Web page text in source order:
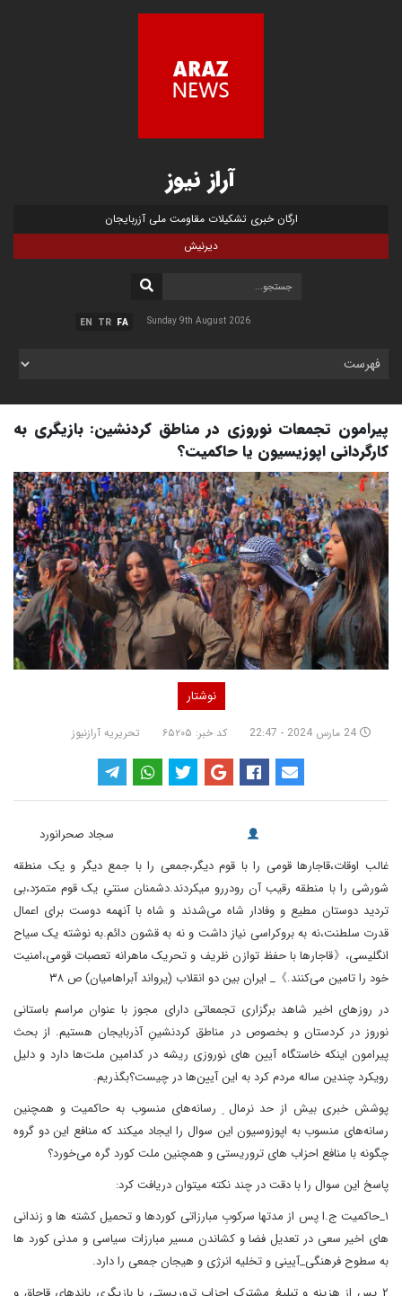
آراز نیوز
ارگان خبری تشکیلات مقاومت ملی آزربایجان
دیرنیش
FA
TR
EN Sunday 9th August 2026
پیرامون تجمعات نوروزی در مناطق کردنشین: بازیگری به
کارگردانی اپوزیسیون یا حاکمیت؟
نوشتار
24 مارس 2024 - 22:47 کد خبر: ۶۵۲۰۵ تحریریه آرازنیوز
سجاد صحرانورد
غالب اوقات،قاجارها قومی را با قوم دیگر،جمعی را با جمع دیگر و یک منطقه
شورشی را با منطقه رقیب آن رودررو میکردند.دشمنان سنتیِ یک قوم متمرّد،بی
تردید دوستان مطیع و وفادار شاه می‌شدند و شاه با آنهمه دوست برای اعمال
قدرت سلطنت،نه به بروکراسی نیاز داشت و نه به قشون دائم.به نوشته یک سیاح
انگلیسی،《قاجارها با حفظ توازن ظریف و تحریک ماهرانه تعصبات قومی،امنیت
خود را تامین می‌کنند.》_ ایران بین دو انقلاب (یرواند آبراهامیان) ص ۳۸
در روزهای اخیر شاهد برگزاری تجمعاتی دارای مجوز با عنوان مراسم باستانی
نوروز در کردستان و بخصوص در مناطق کردنشینِ آذربایجان هستیم. از بحث
پیرامون اینکه خاستگاه آیین های نوروزی ریشه در کدامین ملت‌ها دارد و دلیل
رویکرد چندین ساله مردم کرد به این آیین‌ها در چیست؟بگذریم.
پوشش خبری بیش از حد نرمال ِ رسانه‌های منسوب به حاکمیت و همچنین
رسانه‌های منسوب به اپوزوسیون این سوال را ایجاد میکند که منافع این دو گروه
چگونه با منافع احزاب های تروریستی و همچنین ملت کورد گره می‌خورد؟
پاسخ این سوال را با دقت در چند نکته میتوان دریافت کرد:
۱_حاکمیت ج.ا پس از مدتها سرکوبِ مبارزاتی کوردها و تحمیل کشته ها و زندانی
های اخیر سعی در تعدیل فضا و کشاندن مسیر مبارزات سیاسی و مدنی کورد ها
به سطوح فرهنگی_آیینی و تخلیه انرژی و هیجان جمعی را دارد.